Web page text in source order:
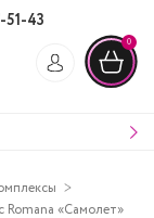
43
0
Romana «Самолет»